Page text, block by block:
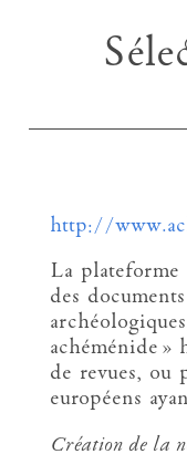
http://
La
des
achéménide »
de revues, ou
européens
Création de la